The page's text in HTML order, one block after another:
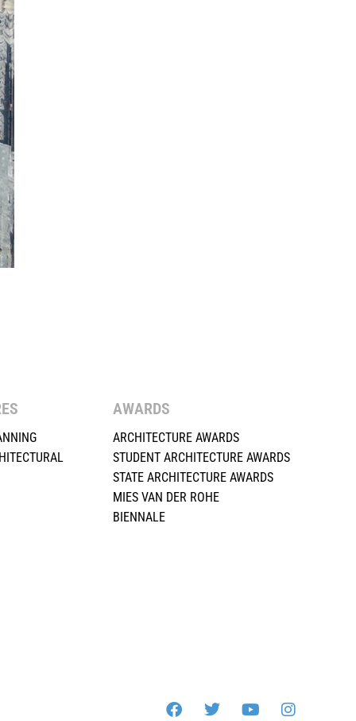
AWARDS
ARCHITECTURE AWARDS
STUDENT ARCHITECTURE AWARDS
STATE ARCHITECTURE AWARDS
MIES VAN DER ROHE
BIENNALE